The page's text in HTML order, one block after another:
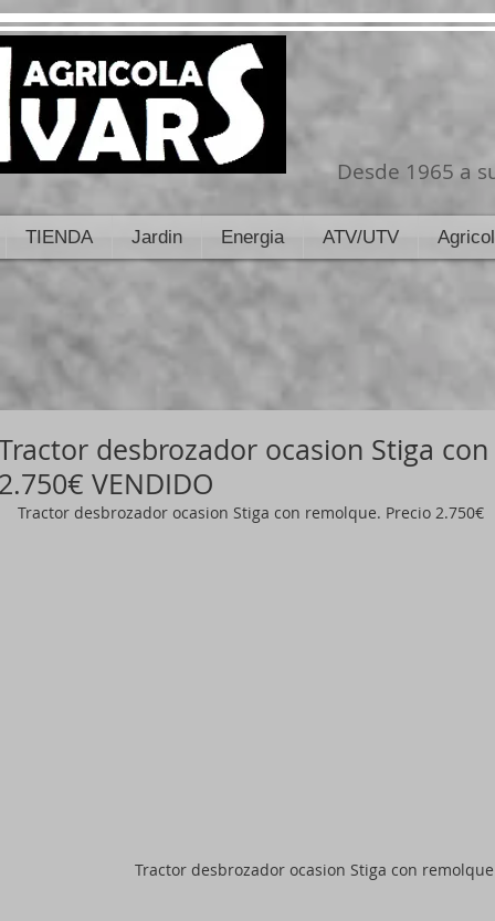
Desde 1965 a
TIENDA Jardin Energia ATV/UTV
desbrozador ocasion Stiga
VENDIDO
Tractor desbrozador ocasion Stiga con remolque. Precio 2.750€
Tractor desbrozador ocasion Stiga con